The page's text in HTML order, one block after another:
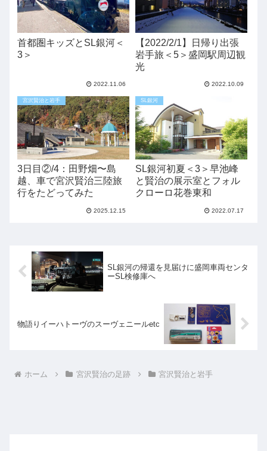
首都圏キッズとSL銀河＜
3＞
2022.11.06
【2022/2/1】日帰り出張
岩手旅＜5＞盛岡駅周辺観
光
2022.10.09
宮沢賢治と岩手
3日目②/4：田野畑〜島
越、車で宮沢賢治三陸旅
行をたどってみた
2025.12.15
SL銀河
SL銀河初夏＜3＞早池峰
と賢治の展示室とフォル
クローロ花巻東和
2022.07.17
SL銀河の帰還を見届けに盛岡車両センタ
ーSL検修庫へ
物語りイーハトーヴのスーヴェニールetc
ホーム 宮沢賢治の足跡 宮沢賢治と岩手